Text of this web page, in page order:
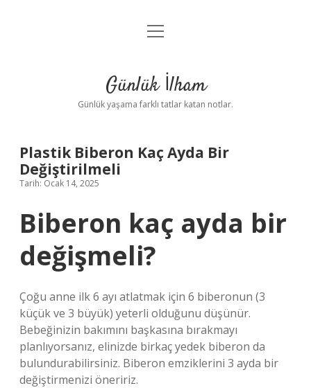
Anasayfa
Yasal Uyarı
menüyü
Günlük İlham
Günlük yaşama farklı tatlar katan notlar.
Plastik Biberon Kaç Ayda Bir
Değiştirilmeli
Tarih: Ocak 14, 2025
Biberon kaç ayda bir
değişmeli?
Çoğu anne ilk 6 ayı atlatmak için 6 biberonun (3
küçük ve 3 büyük) yeterli olduğunu düşünür.
Bebeğinizin bakımını başkasına bırakmayı
planlıyorsanız, elinizde birkaç yedek biberon da
bulundurabilirsiniz. Biberon emziklerini 3 ayda bir
değiştirmenizi öneririz.